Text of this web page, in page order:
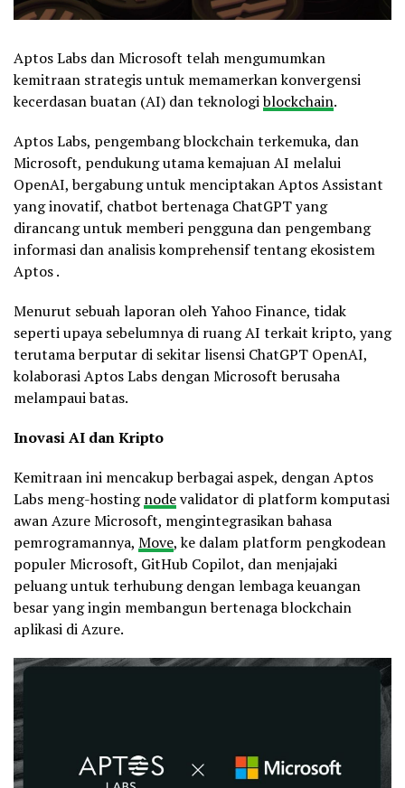
Aptos Labs dan Microsoft telah mengumumkan
kemitraan strategis untuk memamerkan konvergensi
kecerdasan buatan (AI) dan teknologiblockchain.
Aptos Labs, pengembang blockchain terkemuka, dan
Microsoft, pendukung utama kemajuan AI melalui
OpenAI, bergabung untuk menciptakan Aptos Assistant
yang inovatif, chatbot bertenaga ChatGPT yang
dirancang untuk memberi pengguna dan pengembang
informasi dan analisis komprehensif tentang ekosistem
Aptos .
Menurut sebuah laporan oleh Yahoo Finance, tidak
seperti upaya sebelumnya di ruang AI terkait kripto, yang
terutama berputar di sekitar lisensi ChatGPT OpenAI,
kolaborasi Aptos Labs dengan Microsoft berusaha
melampaui batas.
Inovasi AI dan Kripto
Kemitraan ini mencakup berbagai aspek, dengan Aptos
Labs meng-hostingnodevalidator di platform komputasi
awan Azure Microsoft, mengintegrasikan bahasa
pemrogramannya, Move, ke dalam platform pengkodean
populer Microsoft, GitHub Copilot, dan menjajaki
peluang untuk terhubung dengan lembaga keuangan
besar yang ingin membangun bertenaga blockchain
aplikasi di Azure.